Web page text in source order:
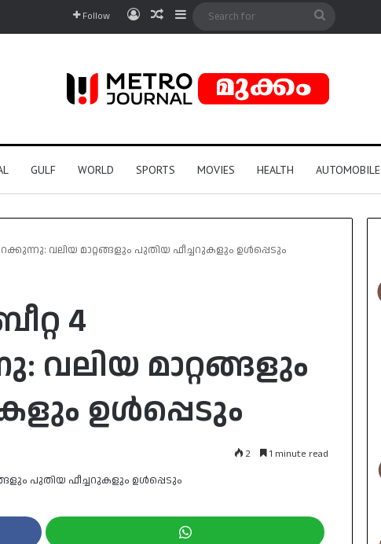
Follow Log InRandom Article
Sidebar
Search
GULF WORLD SPORTS MOVIES HEALTH AUTOMOBILE
വലിയ മാറ്റങ്ങളും പുതിയ ഫീച്ചറുകളും ഉൾപ്പെടും
4
വലിയ മാറ്റങ്ങളും
ഉൾപ്പെടും
2 1 minute read